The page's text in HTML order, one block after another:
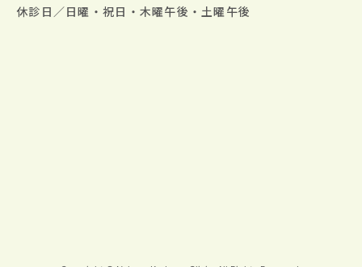
休診日／日曜・祝日・木曜午後・土曜午後